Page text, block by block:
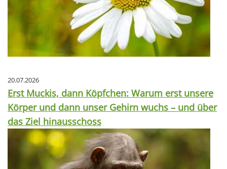
20.07.2026
Erst Muckis, dann Köpfchen: Warum erst unsere
Körper und dann unser Gehirn wuchs – und über
das Ziel hinausschoss